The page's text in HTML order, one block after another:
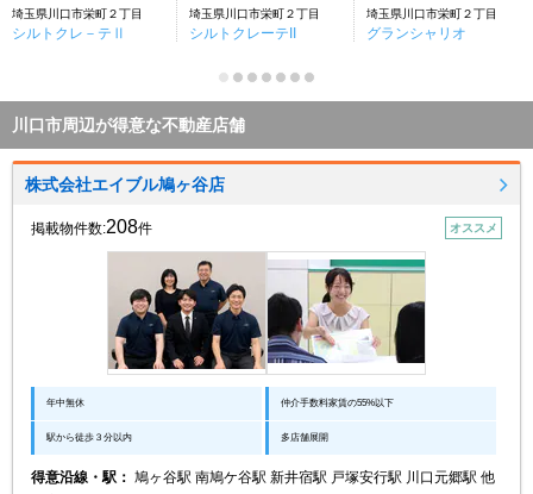
埼玉県川口市栄町２丁目
シルトクレ－テⅡ
埼玉県川口市栄町２丁目
シルトクレーテII
埼玉県川口市栄町２丁目
グランシャリオ
川口市周辺が得意な不動産店舗
株式会社エイブル鳩ヶ谷店
掲載物件数:208件 オススメ
年中無休 仲介手数料家賃の55%以下
駅から徒歩３分以内 多店舗展開
得意沿線・駅： 鳩ヶ谷駅 南鳩ケ谷駅 新井宿駅 戸塚安行駅 川口元郷駅 他